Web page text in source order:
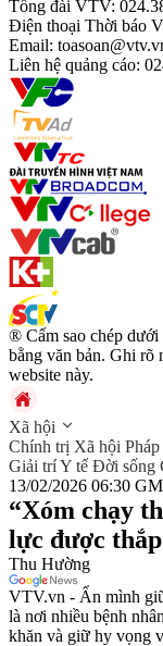
Tổng đài VTV:
Ðiện thoại Thời báo
Email:
Liên hệ quảng cáo:
® Cấm sao chép dưới
bằng văn bản. Ghi
website này.
Xã hội
Chính trị Xã hội
Giải tríY tế Đời sống
13/02/2026 06:30
“Xóm chạy
lực được
Thu Hường
VTV.vn - Ẩn mình
là nơi nhiều bệnh
khăn và giữ hy vọng